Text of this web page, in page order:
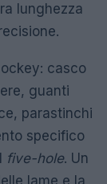
lunghezza
casco
guanti
parastinchi
specifico
five-hole. Un
lame e la